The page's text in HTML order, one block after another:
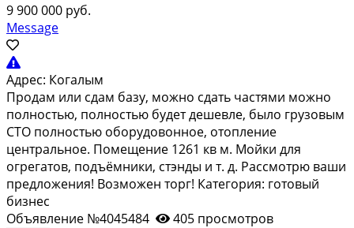
9 900 000 руб.
Message
Адрес: Когалым
Продам или сдам базу, можно сдать частями можно
полностью, полностью будет дешевле, было грузовым
СТО полностью оборудовонное, отопление
центральное. Помещение 1261 кв м. Мойки для
огрегатов, подъёмники, стэнды и т. д. Рассмотрю ваши
предложения! Возможен торг! Категория: готовый
бизнес
Объявление №4045484
405 просмотров